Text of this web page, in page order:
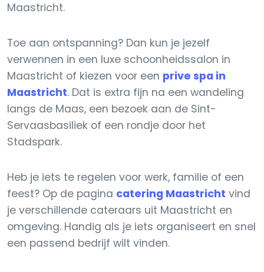
Maastricht.
Toe aan ontspanning? Dan kun je jezelf
verwennen in een luxe schoonheidssalon in
Maastricht of kiezen voor een prive spa in
Maastricht. Dat is extra fijn na een wandeling
langs de Maas, een bezoek aan de Sint-
Servaasbasiliek of een rondje door het
Stadspark.
Heb je iets te regelen voor werk, familie of een
feest? Op de pagina catering Maastricht vind
je verschillende cateraars uit Maastricht en
omgeving. Handig als je iets organiseert en snel
een passend bedrijf wilt vinden.